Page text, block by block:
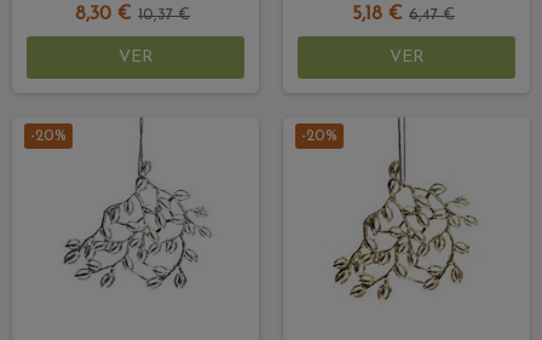
8,30 € 10,37 €
VER
5,18 € 6,47 €
VER
-20% -20%